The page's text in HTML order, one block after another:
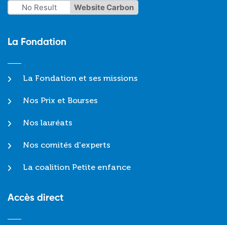
No Result Website Carbon
La Fondation
La Fondation et ses missions
Nos Prix et Bourses
Nos lauréats
Nos comités d'experts
La coalition Petite enfance
Accès direct